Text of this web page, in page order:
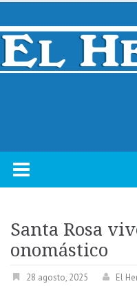
Skip
content
Santa Rosa
onomástico
28 agosto, 2025 El